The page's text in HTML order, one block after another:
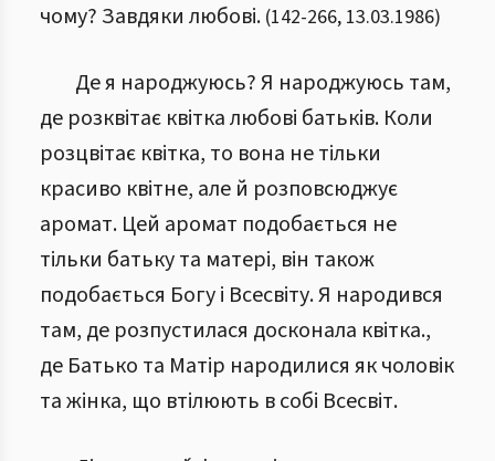
чому? Завдяки любові. (142-266, 13.03.1986)
Де я народжуюсь? Я народжуюсь там,
де розквітає квітка любові батьків. Коли
розцвітає квітка, то вона не тільки
красиво квітне, але й розповсюджує
аромат. Цей аромат подобається не
тільки батьку та матері, він також
подобається Богу і Всесвіту. Я народився
там, де розпустилася досконала квітка.,
де Батько та Матір народилися як чоловік
та жінка, що втілюють в собі Всесвіт.